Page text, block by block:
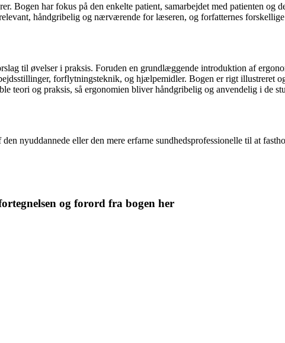
Bogen har fokus på den enkelte patient, samarbejdet med patienten og
håndgribelig og nærværende for læseren, og forfatternes
til øvelser i praksis. Foruden en grundlæggende introduktion af
forflytningsteknik, og hjælpemidler. Bogen er rigt illustreret
teori og praksis, så ergonomien bliver håndgribelig og anvendelig i de
nyuddannede eller den mere erfarne sundhedsprofessionelle til at
og forord fra bogen her